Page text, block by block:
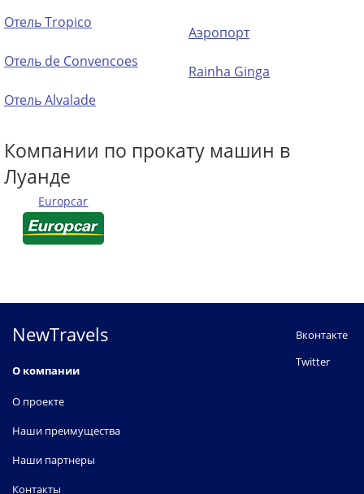
Отель Tropico
Отель de Convencoes
Отель Alvalade
Аэропорт
Rainha Ginga
Компании по прокату машин в
Луанде
Europcar
NewTravels
О компании
О проекте
Наши преимущества
Наши партнеры
Контакты
Вконтакте
Twitter